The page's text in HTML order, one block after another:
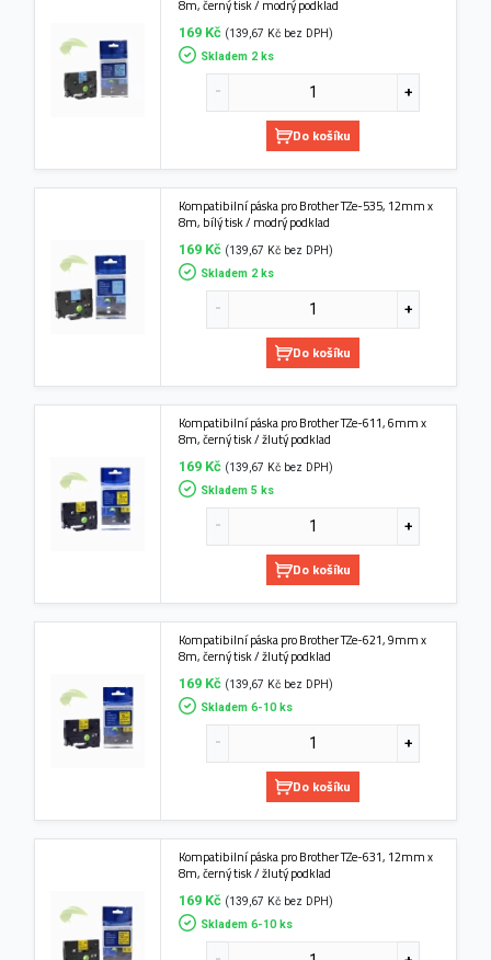
8m, černý tisk / modrý podklad
169 Kč (139,67 Kč bez DPH)
Skladem 2 ks
Do košíku
Kompatibilní páska pro Brother TZe-535, 12mm x
8m, bílý tisk / modrý podklad
169 Kč (139,67 Kč bez DPH)
Skladem 2 ks
Do košíku
Kompatibilní páska pro Brother TZe-611, 6mm x
8m, černý tisk / žlutý podklad
169 Kč (139,67 Kč bez DPH)
Skladem 5 ks
Do košíku
Kompatibilní páska pro Brother TZe-621, 9mm x
8m, černý tisk / žlutý podklad
169 Kč (139,67 Kč bez DPH)
Skladem 6-10 ks
Do košíku
Kompatibilní páska pro Brother TZe-631, 12mm x
8m, černý tisk / žlutý podklad
169 Kč (139,67 Kč bez DPH)
Skladem 6-10 ks